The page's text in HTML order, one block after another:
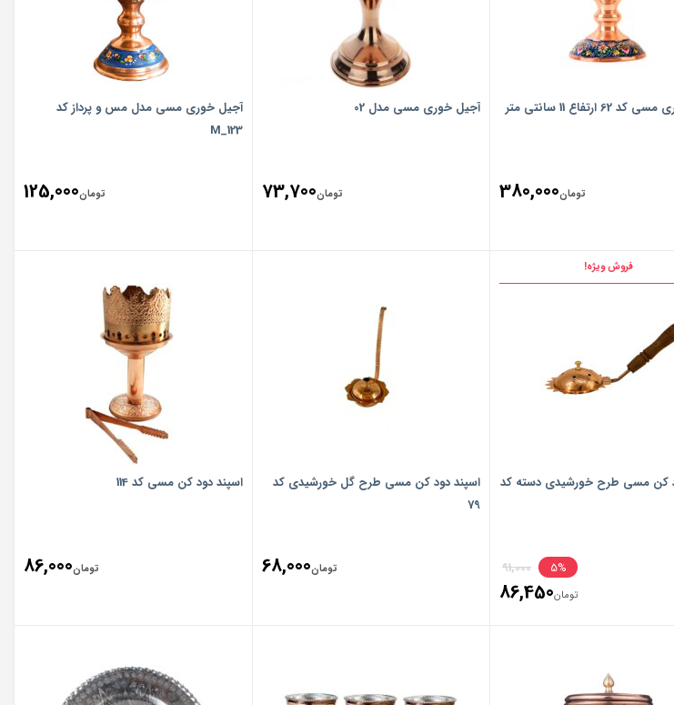
ارتفاع 11 سانتی متر
تومان380,000
آجیل خوری مسی مدل 02
تومان73,700
آجیل خوری مسی مدل مس و پرداز کد
M_123
تومان125,000
فروش ویژه!
کن مسی طرح خورشیدی دسته کد
5%
91,000
price
تومان86,450
اسپند دود کن مسی طرح گل خورشیدی کد
79
تومان68,000
اسپند دود کن مسی کد 114
تومان86,000